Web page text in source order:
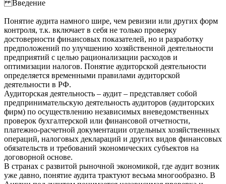
Введение
Понятие аудита намного шире, чем ревизии или других форм
контроля, т.к. включает в себя не только проверку
достоверности финансовых показателей, но и разработку
предположений по улучшению хозяйственной деятельности
предприятий с целью рационализации расходов и
оптимизации налогов. Понятие аудиторской деятельности
определяется временными правилами аудиторской
деятельности в РФ.
Аудиторская деятельность – аудит – представляет собой
предпринимательскую деятельность аудиторов (аудиторских
фирм) по осуществлению независимых вневедомственных
проверок бухгалтерской или финансовой отчетности,
платежно-расчетной документации отдельных хозяйственных
операций, налоговых деклараций и других видов финансовых
обязательств и требований экономических субъектов на
договорной основе.
В странах с развитой рыночной экономикой, где аудит возник
уже давно, понятие аудита трактуют весьма многообразно. В